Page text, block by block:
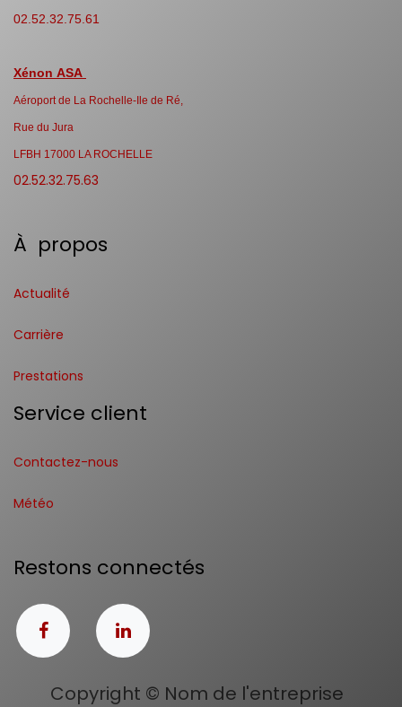
02.52.32.75.61
Xénon ASA
Aéroport de La Rochelle-Ile de Ré,
Rue du Jura
LFBH 17000 LA ROCHELLE
02.52.32.75.63
À propos
Actualité
Carrière
Prestations
Service client
Contactez-nous
Météo
Restons connectés
Copyright © Nom de l'entreprise